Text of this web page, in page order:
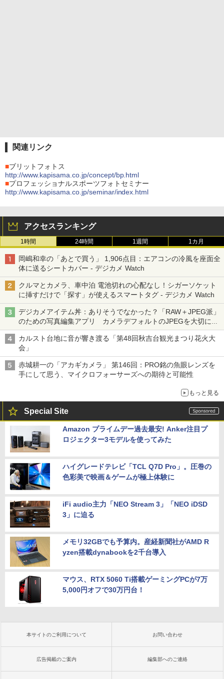
関連リンク
■ブリットフォトス
http://www.kapisama.co.jp/concept/bp.html
■プロフェッショナルスポーツフォトセミナー
http://www.kapisama.co.jp/seminar/index.html
アクセスランキング
1時間 24時間 1週間 1カ月
岡嶋和幸の「あとで買う」 1,906点目：エアコンの冷風を座面全
体に送るシートカバー - デジカメ Watch
クルマとカメラ、車中泊 電池切れの心配なし！シガーソケット
に挿すだけで「探す」が使えるスマートタグ - デジカメ Watch
デジカメアイテム丼：ありそうでなかった？「RAW＋JPEG派」
のための写真編集アプリ カメラデフォルトのJPEGを大切にす
る「Filmator」
カルスト台地に音が響き渡る「第48回秋吉台観光まつり花火大
会」
赤城耕一の「アカギカメラ」 第146回：PRO銘の魚眼レンズを
手にして思う、マイクロフォーサーズへの期待と可能性
もっと見る
Special Site
Amazon プライムデー過去最安! Anker注目プ
ロジェクター3モデルを使ってみた
ハイグレードテレビ「TCL Q7D Pro」。圧巻の
色彩美で映画＆ゲームが極上体験に
iFi audio主力「NEO Stream 3」「NEO iDSD
3」に迫る
メモリ32GBでも予算内。産経新聞社がAMD R
yzen搭載dynabookを2千台導入
マウス、RTX 5060 Ti搭載ゲーミングPCが7万
5,000円オフで30万円台！
本サイトのご利用について お問い合わせ
広告掲載のご案内 編集部へのご連絡